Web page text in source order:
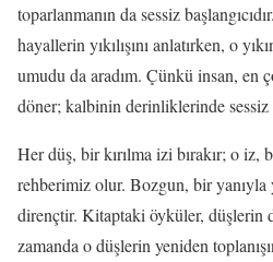
toparlanmanın da sessiz
hayallerin yıkılışını anlatırken, o
umudu da aradım. Çünkü insan, en
döner; kalbinin derinliklerinde
Her düş, bir kırılma izi bırakır; o
rehberimiz olur. Bozgun, bir
dirençtir. Kitaptaki öyküler, düşlerin
zamanda o düşlerin yeniden